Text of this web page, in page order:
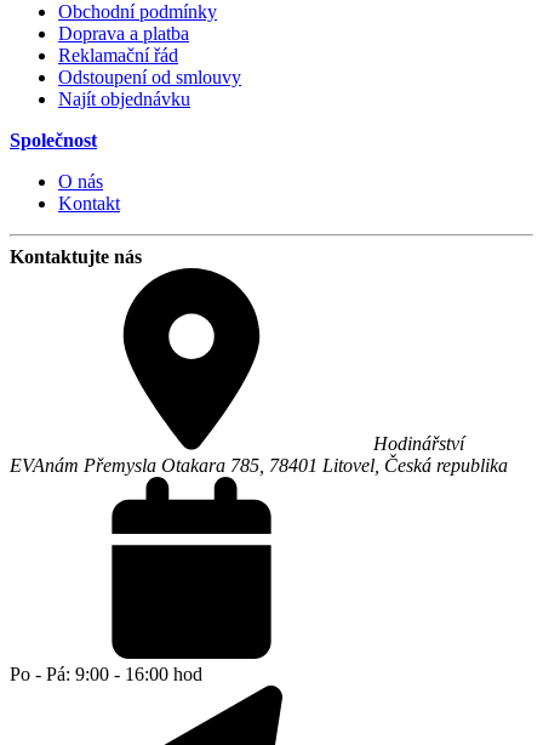
Obchodní podmínky
Doprava a platba
Reklamační řád
Odstoupení od smlouvy
Najít objednávku
Společnost
O nás
Kontakt
Kontaktujte nás
Hodinářství
EVAnám Přemysla Otakara 785, 78401 Litovel Česká republika
Po - Pá: 9:00 - 16:00 hod